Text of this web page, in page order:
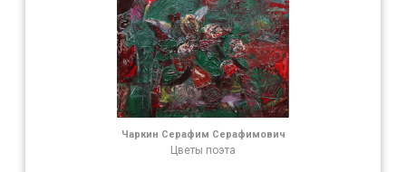
Чаркин Серафим Серафимович
Цветы поэта